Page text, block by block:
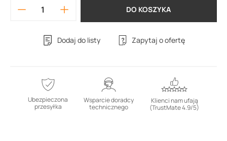
DO KOSZYKA
Dodaj do listy Zapytaj o ofertę
Ubezpieczona
przesyłka
Wsparcie doradcy
technicznego
Klienci nam ufają
(TrustMate 4.9/5)